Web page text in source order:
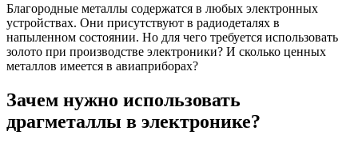
Благородные металлы содержатся в любых электронных
устройствах. Они присутствуют в радиодеталях в
напыленном состоянии. Но для чего требуется использовать
золото при производстве электроники? И сколько ценных
металлов имеется в авиаприборах?
Зачем нужно использовать
драгметаллы в электронике?